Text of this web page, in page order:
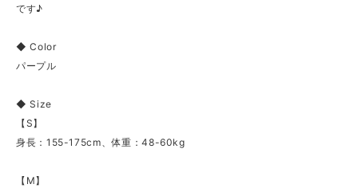
です♪
◆ Color
パープル
◆ Size
【S】
身長：155-175cm、体重：48-60kg
【M】